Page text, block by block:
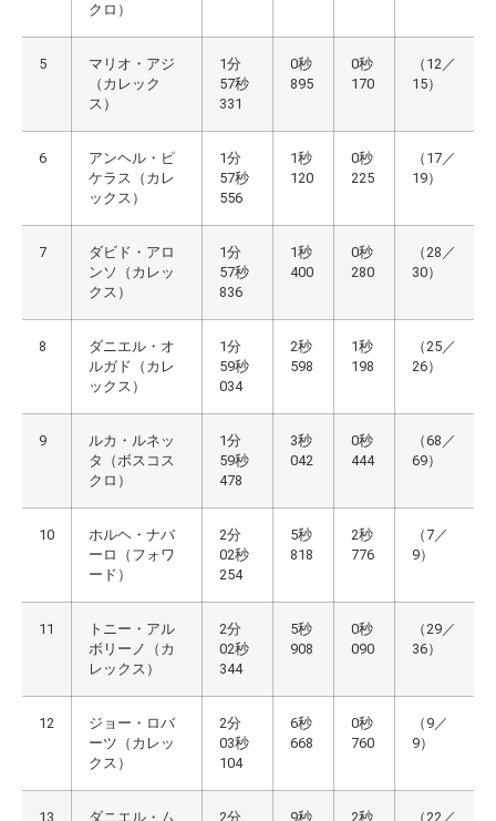
クロ）
5
マリオ・アジ
（カレック
ス）
1分
57秒
331
0秒
895
0秒
170
（12／
15）
6
アンヘル・ピ
ケラス（カレ
ックス）
1分
57秒
556
1秒
120
0秒
225
（17／
19）
7
ダビド・アロ
ンソ（カレッ
クス）
1分
57秒
836
1秒
400
0秒
280
（28／
30）
8
ダニエル・オ
ルガド（カレ
ックス）
1分
59秒
034
2秒
598
1秒
198
（25／
26）
9
ルカ・ルネッ
タ（ボスコス
クロ）
1分
59秒
478
3秒
042
0秒
444
（68／
69）
10
ホルヘ・ナバ
ーロ（フォワ
ード）
2分
02秒
254
5秒
818
2秒
776
（7／
9）
11
トニー・アル
ボリーノ（カ
レックス）
2分
02秒
344
5秒
908
0秒
090
（29／
36）
12
ジョー・ロバ
ーツ（カレッ
クス）
2分
03秒
104
6秒
668
0秒
760
（9／
9）
13 ダニエル・ム 2分 9秒 2秒 （22／